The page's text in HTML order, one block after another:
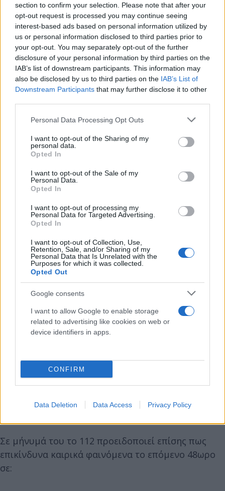
section to confirm your selection. Please note that after your
opt-out request is processed you may continue seeing
interest-based ads based on personal information utilized by
us or personal information disclosed to third parties prior to
your opt-out. You may separately opt-out of the further
disclosure of your personal information by third parties on the
IAB’s list of downstream participants. This information may
also be disclosed by us to third parties on the IAB’s List of
Downstream Participants that may further disclose it to other
Please note that this website/app uses one or more Google
not limited to your visit or usage behaviour. You may click to
grant or deny consent to Google and its third-party tags to
use your data for below specified purposes in below Google
consent section.
Personal Data Processing Opt Outs
I want to opt-out of the Sharing of my
personal data.
Opted In
I want to opt-out of the Sale of my
Personal Data.
Opted In
I want to opt-out of processing my
Personal Data for Targeted Advertising.
Opted In
I want to opt-out of Collection, Use,
Retention, Sale, and/or Sharing of my
Personal Data that Is Unrelated with the
Purposes for which it was collected.
Opted Out
Google consents
I want to allow Google to enable storage
related to advertising like cookies on web or
device identifiers in apps.
CONFIRM
Data Deletion Data Access Privacy Policy
Τα έντονα φαινόμενα εντοπίζονται στο κέντρο
αλλά και τα νότια προάστια της Αθήνας.
Η Πυροσβεστική Υπηρεσία έχει δεχτεί μέχρι τις
13:30 τηλεφωνήματα για αντλήσεις υδάτων από το
του Κερατσινίου. Όπως αναφέρουν για την ώρα τα
περιστατικά είναι μενομωμένα.
Σύμφωνα με το meteo, ισχυρή βροχόπτωση
σημειώνεται σε Νίκαια, Πειραιά, Καλλιθέα, Χαϊδάρι,
Κέντρο - Γκάζι, Νέο Κόσμο, Νέα Σμύρνη, Φάληρο,
Πέραμα.
Μήνυμα από το 112 σε επτά περιοχές
Μήνυμα μέσω του 112 έστειλε η Πολιτική
Προστασία στους κατοίκους και τους επισκέπτες
των περιοχών που θα πλήξει το επόμενο 48ωρο η
κακοκαιρία.
Β.Αιγαίου, Θεσσαλία, Σποράδες, περιοχές Αν.
Στερεάς Ελλάδας & Εύβοια.
Σε μήνυμά του το 112 προειδοποιεί επίσης πως
επικίνδυνα καιρικά φαινόμενα το επόμενο 48ωρο
σε: